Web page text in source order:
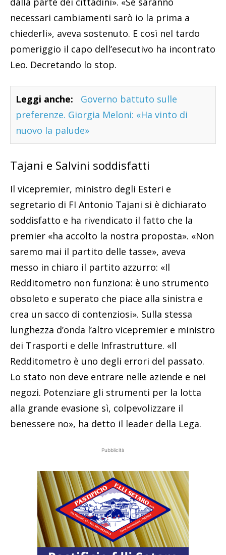
necessari cambiamenti sarò io la prima a
chiederli», aveva sostenuto. E così nel tardo
pomeriggio il capo dell’esecutivo ha incontrato
Leo. Decretando lo stop.
Leggi anche:
Governo battuto sulle
preferenze. Giorgia Meloni: «Ha vinto di
nuovo la palude»
Tajani e Salvini soddisfatti
Il vicepremier, ministro degli Esteri e
segretario di FI Antonio Tajani si è dichiarato
soddisfatto e ha rivendicato il fatto che la
premier «ha accolto la nostra proposta». «Non
saremo mai il partito delle tasse», aveva
messo in chiaro il partito azzurro: «Il
Redditometro non funziona: è uno strumento
obsoleto e superato che piace alla sinistra e
crea un sacco di contenziosi». Sulla stessa
lunghezza d’onda l’altro vicepremier e ministro
dei Trasporti e delle Infrastrutture. «Il
Redditometro è uno degli errori del passato.
Lo stato non deve entrare nelle aziende e nei
negozi. Potenziare gli strumenti per la lotta
alla grande evasione sì, colpevolizzare il
benessere no», ha detto il leader della Lega.
Pubblicità